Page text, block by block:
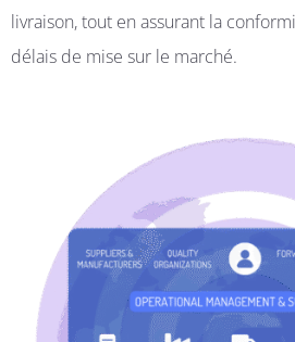
livraison, tout en assurant la
délais de mise sur le marché.